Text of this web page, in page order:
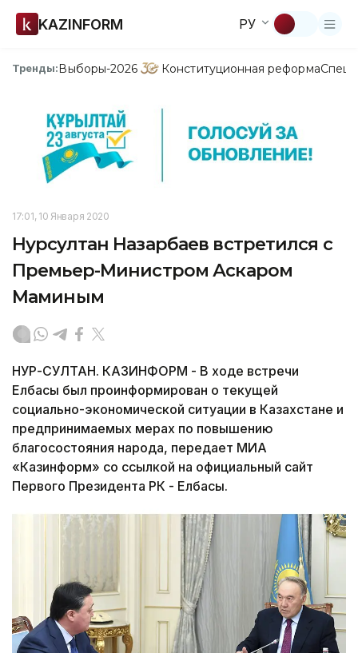
KAZINFORM РУ
Тренды:Выборы-2026 Конституционная реформа
17:01, 10 Января 2020
Нурсултан Назарбаев встретился с
Премьер-Министром Аскаром
Маминым
НУР-СУЛТАН. КАЗИНФОРМ - В ходе встречи
Елбасы был проинформирован о текущей
социально-экономической ситуации в Казахстане и
предпринимаемых мерах по повышению
благосостояния народа, передает МИА
«Казинформ» со ссылкой на официальный сайт
Первого Президента РК - Елбасы.